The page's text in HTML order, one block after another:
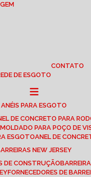
REDE DE ESGOTO
CONTATO
ANÉIS PARA ESGOTO
DE CONCRETO PARA
MOLDADO PARA POÇO DE
ESGOTO ANEL DE
BARREIRAS NEW JERSEY
DE CONSTRUÇÃO
FORNECEDORES DE